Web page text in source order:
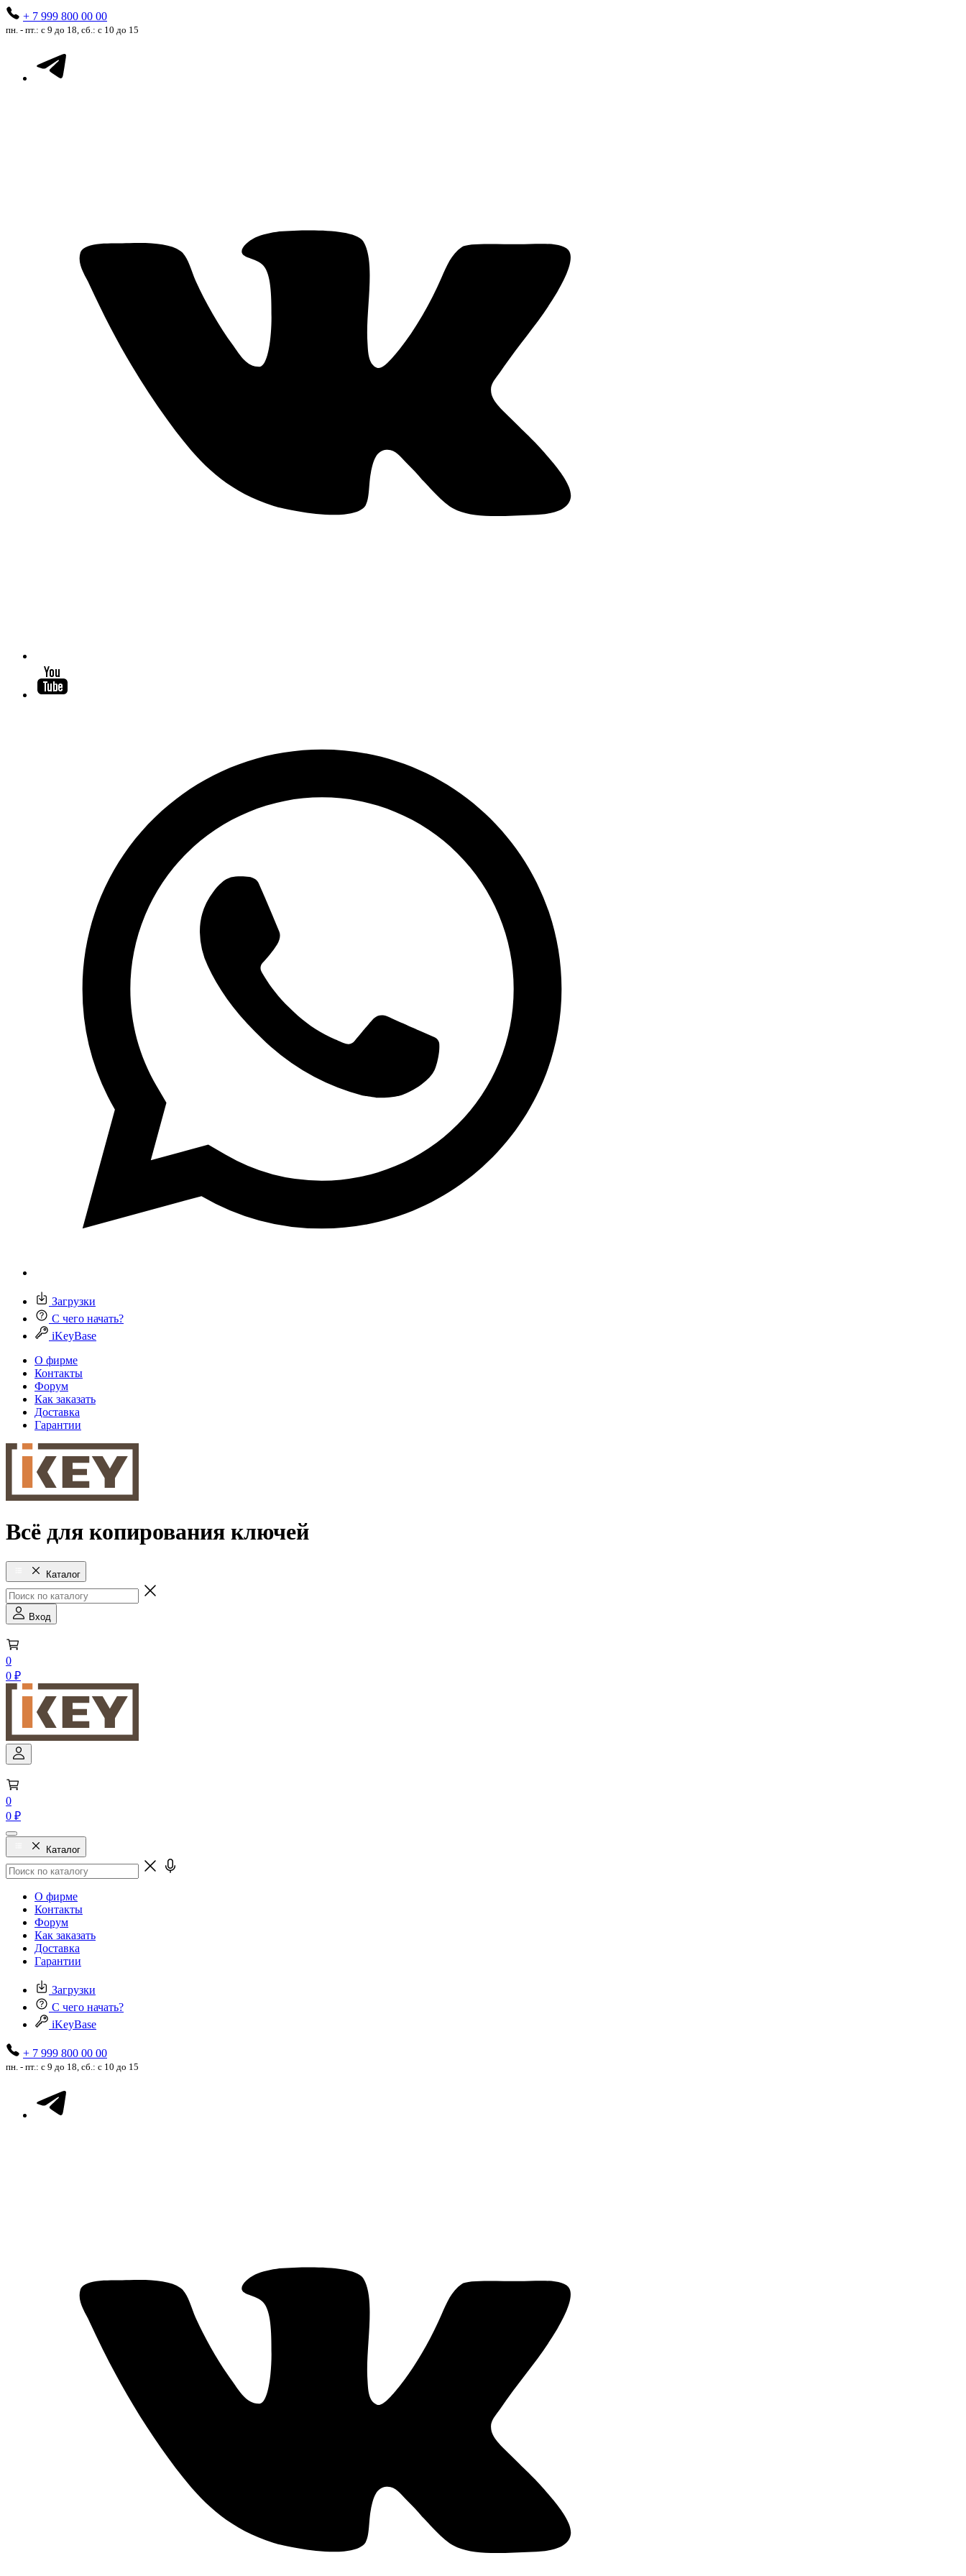
+ 7 999 800 00 00
пн. - пт.: с 9 до 18, сб.: с 10 до 15
Загрузки
С чего начать?
iKeyBase
О фирме
Контакты
Форум
Как заказать
Доставка
Гарантии
Всё для копирования ключей
Каталог
Вход
0
0 ₽
0
0 ₽
Каталог
О фирме
Контакты
Форум
Как заказать
Доставка
Гарантии
Загрузки
С чего начать?
iKeyBase
+ 7 999 800 00 00
пн. - пт.: с 9 до 18, сб.: с 10 до 15